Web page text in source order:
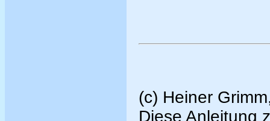
(c) Heiner
Diese Anleitung